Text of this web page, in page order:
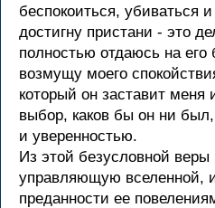
беспокоиться, убиваться
достигну пристани - это
полностью отдаюсь на его
возмущу моего
который он заставит
выбор, каков бы он ни
и уверенностью.
Из этой безусловной
управляющую вселенной,
преданности ее